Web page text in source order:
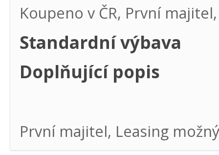
Koupeno v ČR, První
Standardní výbava
Doplňující popis
První majitel, Leasing